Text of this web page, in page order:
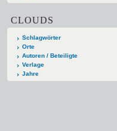
CLOUDS
Schlagwörter
Orte
Autoren / Beteiligte
Verlage
Jahre